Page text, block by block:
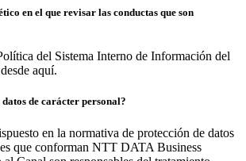
en el que revisar las conductas que son
del Sistema Interno de Información del
aquí.
de carácter personal?
en la normativa de protección de datos
que conforman NTT DATA Business